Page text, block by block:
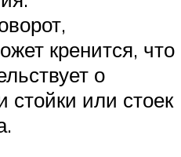
кренится, что
о
стойки или стоек